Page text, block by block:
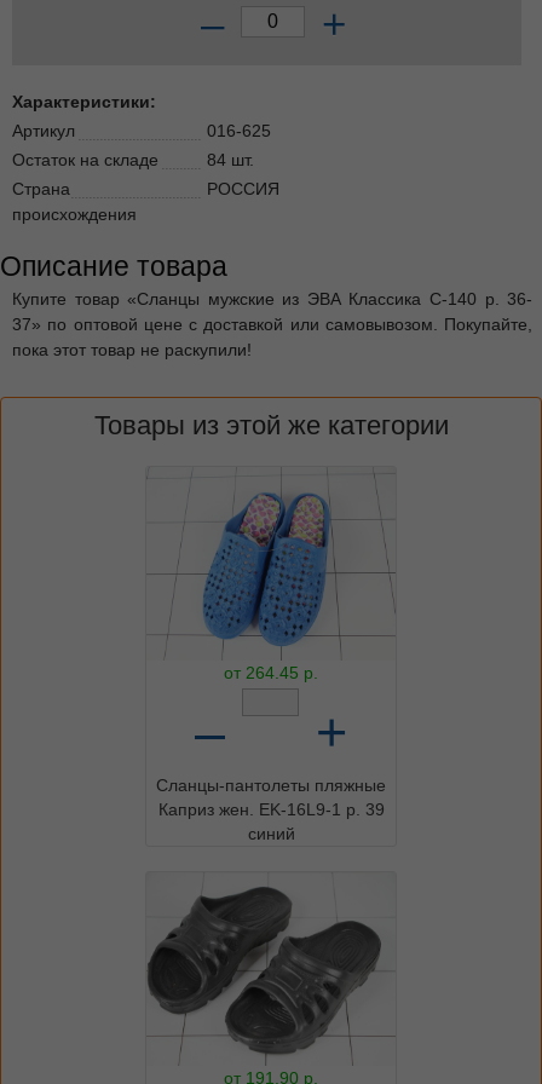
– +
Характеристики:
Артикул
016-625
Остаток на складе
84 шт.
Страна
происхождения
РОССИЯ
Описание товара
Купите товар «Сланцы мужские из ЭВА Классика С-140 р. 36-
37» по оптовой цене с доставкой или самовывозом. Покупайте,
пока этот товар не раскупили!
Товары из этой же категории
от 264.45 р.
– +
Сланцы-пантолеты пляжные
Каприз жен. EK-16L9-1 р. 39
синий
от 191.90 р.